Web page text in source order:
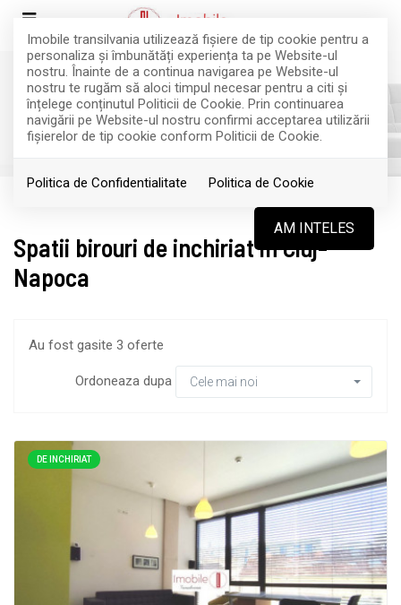
Imobile transilvania utilizează fişiere de tip cookie pentru a
personaliza și îmbunătăți experiența ta pe Website-ul
nostru. Înainte de a continua navigarea pe Website-ul
nostru te rugăm să aloci timpul necesar pentru a citi și
înțelege conținutul Politicii de Cookie. Prin continuarea
navigării pe Website-ul nostru confirmi acceptarea utilizării
fişierelor de tip cookie conform Politicii de Cookie.
Politica de Confidentialitate Politica de Cookie
AM INTELES
Filtreaza
Spatii birouri de inchiriat in Cluj-
Napoca
Au fost gasite 3 oferte
Ordoneaza dupa Cele mai noi
DE INCHIRIAT